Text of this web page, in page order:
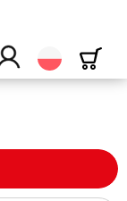
Polski